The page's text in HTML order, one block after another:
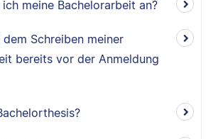
ich meine Bachelorarbeit an?
Schreiben meiner
bereits vor der Anmeldung